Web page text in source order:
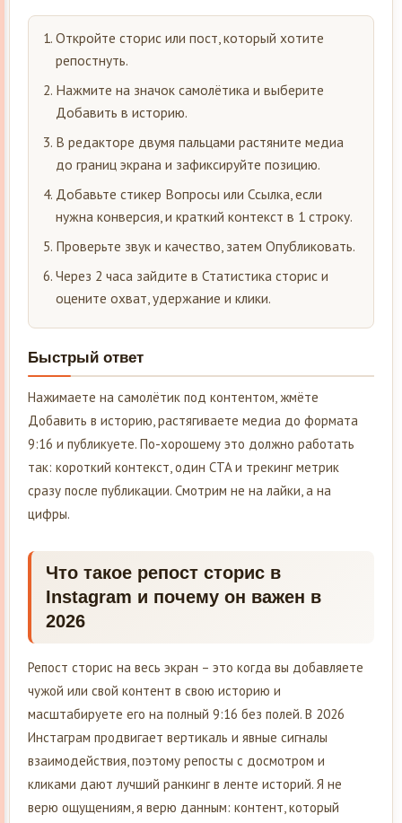
Откройте сторис или пост, который хотите
репостнуть.
Нажмите на значок самолётика и выберите
Добавить в историю.
В редакторе двумя пальцами растяните медиа
до границ экрана и зафиксируйте позицию.
Добавьте стикер Вопросы или Ссылка, если
нужна конверсия, и краткий контекст в 1 строку.
Проверьте звук и качество, затем Опубликовать.
Через 2 часа зайдите в Статистика сторис и
оцените охват, удержание и клики.
Быстрый ответ
Нажимаете на самолётик под контентом, жмёте
Добавить в историю, растягиваете медиа до формата
9:16 и публикуете. По-хорошему это должно работать
так: короткий контекст, один CTA и трекинг метрик
сразу после публикации. Смотрим не на лайки, а на
цифры.
Что такое репост сторис в
Instagram и почему он важен в
2026
Репост сторис на весь экран – это когда вы добавляете
чужой или свой контент в свою историю и
масштабируете его на полный 9:16 без полей. В 2026
Инстаграм продвигает вертикаль и явные сигналы
взаимодействия, поэтому репосты с досмотром и
кликами дают лучший ранкинг в ленте историй. Я не
верю ощущениям, я верю данным: контент, который